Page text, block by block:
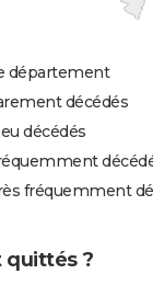
département
décédés
décédés
décédés
fréquemment
quittés ?